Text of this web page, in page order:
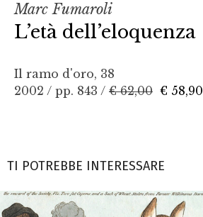
Marc Fumaroli
L’età dell’eloquenza
Il ramo d'oro, 38
2002 / pp. 843 / € 62,00 € 58,90
TI POTREBBE INTERESSARE